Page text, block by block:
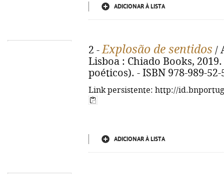
ADICIONAR À LISTA
2 -Explosão de sentidos /
Lisboa : Chiado Books,
poéticos). - ISBN 978-989-52-
Link persistente: http://
ADICIONAR À LISTA